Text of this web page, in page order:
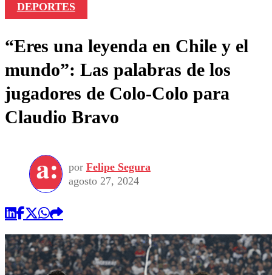
DEPORTES
“Eres una leyenda en Chile y el
mundo”: Las palabras de los
jugadores de Colo-Colo para
Claudio Bravo
por Felipe Segura
agosto 27, 2024